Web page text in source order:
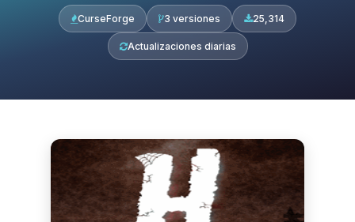
CurseForge 3 versiones 25,314
Actualizaciones diarias